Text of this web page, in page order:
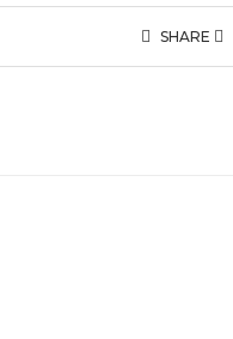
SHARE